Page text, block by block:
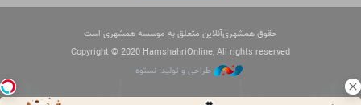
حقوق همشهری‌آنلاین متعلق به موسسه همشهری است
Copyright © 2020 HamshahriOnline, All rights reserved
طراحی و تولید: نستوه